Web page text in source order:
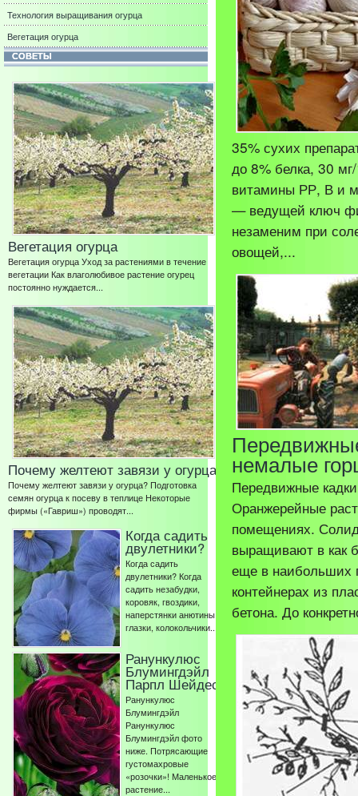
Технология выращивания огурца
Вегетация огурца
СОВЕТЫ
Вегетация огурца
Вегетация огурца Уход за растениями в течение
вегетации Как влаголюбивое растение огурец
постоянно нуждается...
Почему желтеют завязи у огурца
Почему желтеют завязи у огурца? Подготовка
семян огурца к посеву в теплице Некоторые
фирмы («Гавриш») проводят...
Когда садить
двулетники?
Когда садить
двулетники? Когда
садить незабудки,
коровяк, гвоздики,
наперстянки анютины
глазки, колокольчики...
Ранункулюс
Блумингдэйл
Парпл Шейдес
Ранункулюс
Блумингдэйл
Ранункулюс
Блумингдэйл фото
ниже. Потрясающие
густомахровые
«розочки»! Маленькое
растение...
35% сухих
до 8% белка, 30
витамины РР, В и
— ведущей ключ
незаменим при
овощей,...
немалые
Передвижные
Оранжерейные
помещениях.
выращивают в как
еще в наибольших
контейнерах из
бетона. До